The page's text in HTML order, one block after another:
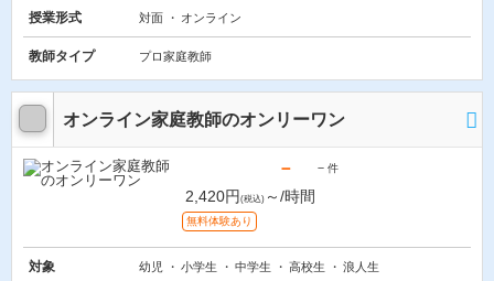
授業形式 対面 オンライン
教師タイプ プロ家庭教師
オンライン家庭教師のオンリーワン
－ － 件
2,420円 (税込) ～/時間
無料体験あり
対象 幼児 小学生 中学生 高校生 浪人生